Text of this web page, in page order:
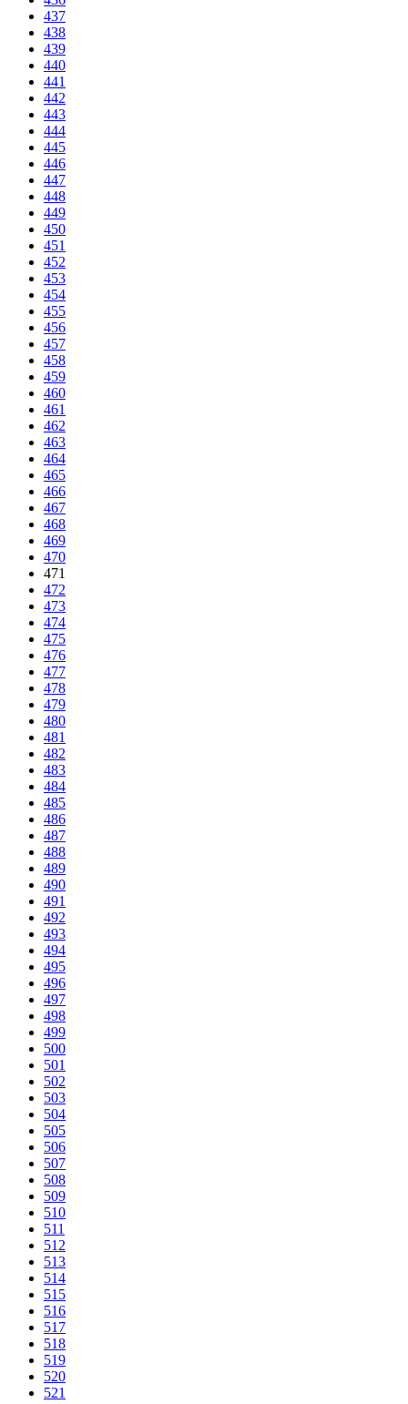
437
438
439
440
441
442
443
444
445
446
447
448
449
450
451
452
453
454
455
456
457
458
459
460
461
462
463
464
465
466
467
468
469
470
471
472
473
474
475
476
477
478
479
480
481
482
483
484
485
486
487
488
489
490
491
492
493
494
495
496
497
498
499
500
501
502
503
504
505
506
507
508
509
510
511
512
513
514
515
516
517
518
519
520
521